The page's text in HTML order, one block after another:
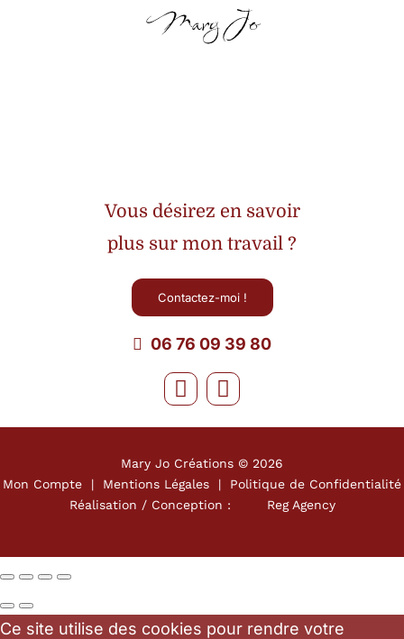
Mary Jo
Vous désirez en savoir
plus sur mon travail ?
Contactez-moi !
06 76 09 39 80
Mary Jo Créations © 2026
Mon Compte | Mentions Légales | Politique de Confidentialité
Réalisation / Conception :
Reg Agency
Ce site utilise des cookies pour rendre votre